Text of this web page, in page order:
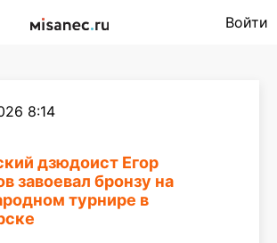
Войти
8:14
дзюдоист Егор
завоевал бронзу на
турнире в